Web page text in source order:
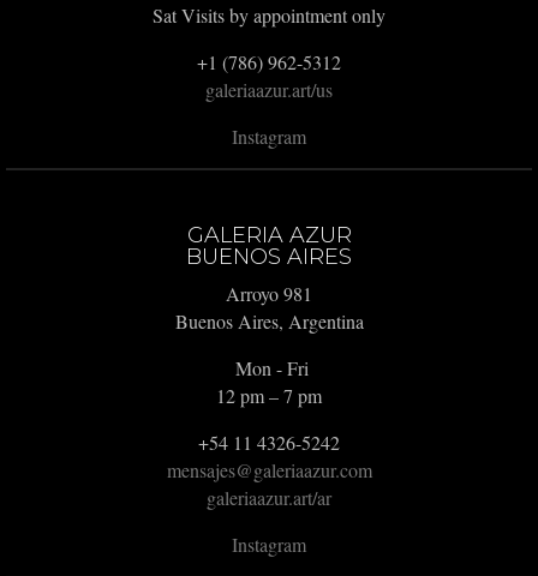
Sat Visits by appointment only
+1 (786) 962-5312
galeriaazur.art/us
Instagram
GALERIA AZUR
BUENOS AIRES
Arroyo 981
Buenos Aires, Argentina
Mon - Fri
12 pm – 7 pm
+54 11 4326-5242
mensajes@galeriaazur.com
galeriaazur.art/ar
Instagram